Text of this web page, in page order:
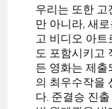
우리는 또한 고
만 아니라, 새
고 비디오 아트
도 포함시키고
든 영화는 제출
의 최우수작을
다. 준결승 진